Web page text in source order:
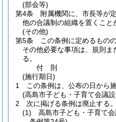
(部会等)
第4条
附属機関に、市長等が
他の合議制の組織を置くこと
(その他)
第5条
この条例に定めるもの
その他必要な事項は、規則
る。
付 則
(施行期日)
1
この条例は、公布の日から施
(高島市子ども・子育て会議
2
次に掲げる条例は廃止する。
(1)
高島市子ども・子育て会